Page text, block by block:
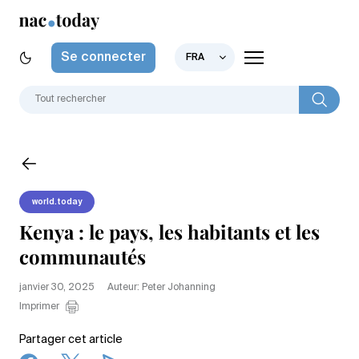
Se connecter FRA
world.today
Kenya : le pays, les habitants et les
communautés
janvier 30, 2025
Auteur: Peter Johanning
Imprimer
Partager cet article